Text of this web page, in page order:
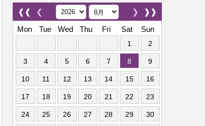
❰❰ ❮ ❱❱
❯
Mon
Tue Wed Thu Fri Sat Sun
1 2
3 4 5 6 7 8 9
10 11 12 13 14 15 16
17 18 19 20 21 22 23
24 25 26 27 28 29 30